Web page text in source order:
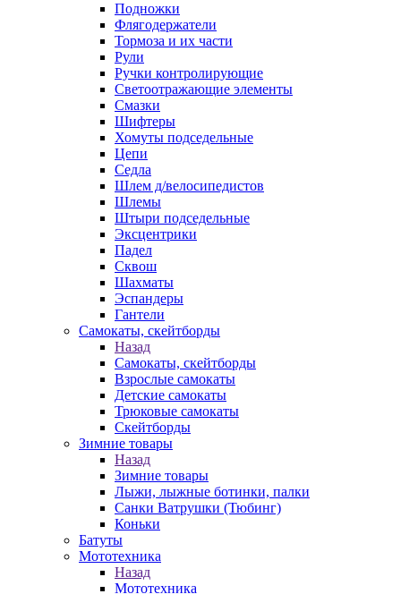
Подножки
Флягодержатели
Тормоза и их части
Рули
Ручки контролирующие
Светоотражающие элементы
Смазки
Шифтеры
Хомуты подседельные
Цепи
Седла
Шлем д/велосипедистов
Шлемы
Штыри подседельные
Эксцентрики
Падел
Сквош
Шахматы
Эспандеры
Гантели
Самокаты, скейтборды
Назад
Самокаты, скейтборды
Взрослые самокаты
Детские самокаты
Трюковые самокаты
Скейтборды
Зимние товары
Назад
Зимние товары
Лыжи, лыжные ботинки, палки
Санки Ватрушки (Тюбинг)
Коньки
Батуты
Мототехника
Назад
Мототехника